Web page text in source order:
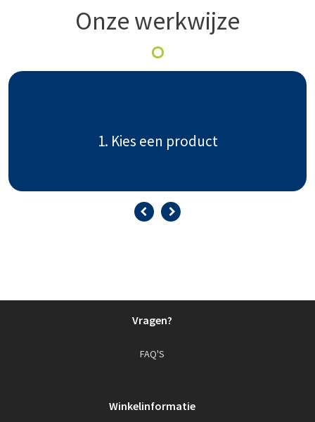
Onze werkwijze
1. Kies een product
Vragen?
FAQ'S
Winkelinformatie